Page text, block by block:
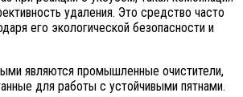
удаления. Это средство часто
его экологической безопасности и
являются промышленные очистители,
для работы с устойчивыми пятнами.